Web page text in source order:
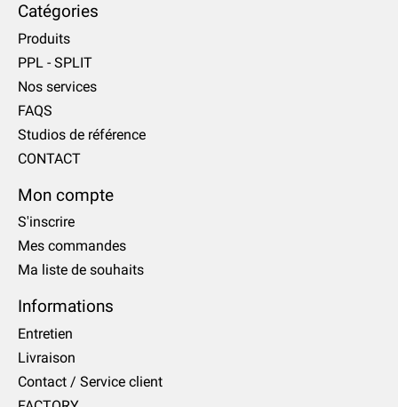
Catégories
Produits
PPL - SPLIT
Nos services
FAQS
Studios de référence
CONTACT
Mon compte
S'inscrire
Mes commandes
Ma liste de souhaits
Informations
Entretien
Livraison
Contact / Service client